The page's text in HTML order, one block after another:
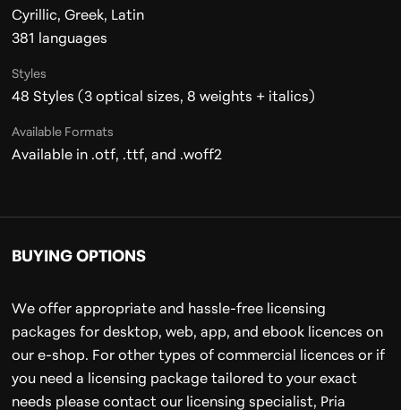
Cyrillic, Greek, Latin
381
languages
Styles
48 Styles (3 optical sizes, 8 weights + italics)
Available Formats
Available in .otf, .ttf, and .woff2
BUYING OPTIONS
We offer appropriate and hassle-free licensing
packages for desktop, web, app, and ebook licences on
our e-shop. For other types of commercial licences or if
you need a licensing package tailored to your exact
needs please contact our licensing specialist, Pria